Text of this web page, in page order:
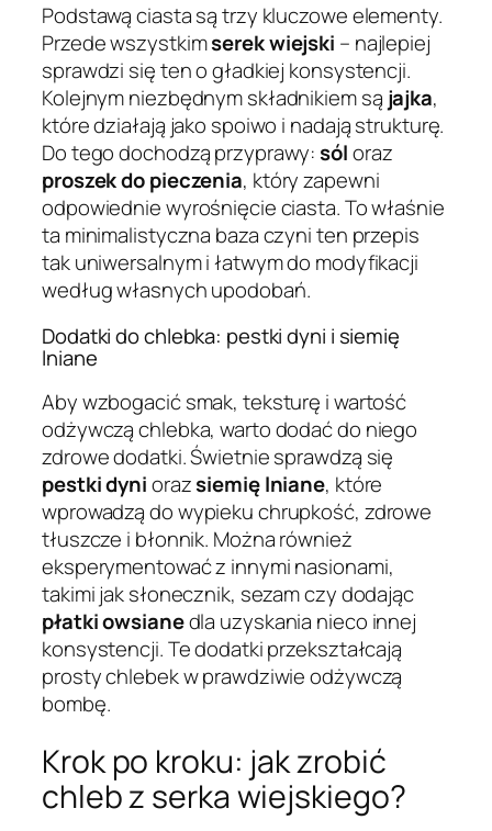
Podstawą ciasta są trzy kluczowe elementy.
Przede wszystkimserek wiejski – najlepiej
sprawdzi się ten o gładkiej konsystencji.
Kolejnym niezbędnym składnikiem są jajka,
które działają jako spoiwo i nadają strukturę.
Do tego dochodzą przyprawy:sóloraz
proszek do pieczenia, który zapewni
odpowiednie wyrośnięcie ciasta. To właśnie
ta minimalistyczna baza czyni ten przepis
tak uniwersalnym i łatwym do modyfikacji
według własnych upodobań.
Dodatki do chlebka: pestki dyni i siemię
lniane
Aby wzbogacić smak, teksturę i wartość
odżywczą chlebka, warto dodać do niego
zdrowe dodatki. Świetnie sprawdzą się
pestki dyniorazsiemię lniane, które
wprowadzą do wypieku chrupkość, zdrowe
tłuszcze i błonnik. Można również
eksperymentować z innymi nasionami,
takimi jak słonecznik, sezam czy dodając
płatki owsianedla uzyskania nieco innej
konsystencji. Te dodatki przekształcają
prosty chlebek w prawdziwie odżywczą
bombę.
Krok po kroku: jak zrobić
chleb z serka wiejskiego?